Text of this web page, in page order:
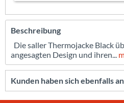
Beschreibung
Die saller Thermojacke Black
angesagten Design und ihren...
Kunden haben sich ebenfalls